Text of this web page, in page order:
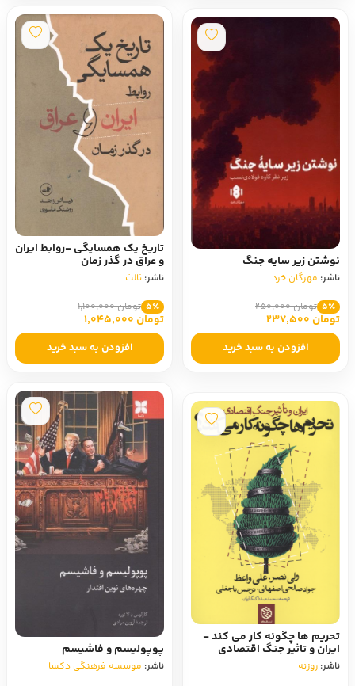
نوشتن زیر سایه جنگ
ناشر: مهرگان خرد
5٪ تومان 250,000
تومان 237,500
افزودن به سبد خرید
تاریخ یک همسایگی -روابط ایران
و عراق در گذر زمان
ناشر: ثالث
5٪ تومان 1,100,000
تومان 1,045,000
افزودن به سبد خرید
تحریم ها چگونه کار می کند -
ایران و تاثیر جنگ اقتصادی
ناشر: روزنه
پوپولیسم و فاشیسم
ناشر: موسسه فرهنگی دکسا